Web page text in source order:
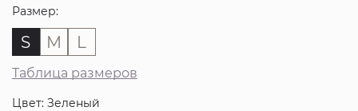
Размер:
S M L
Таблица размеров
Цвет: Зеленый